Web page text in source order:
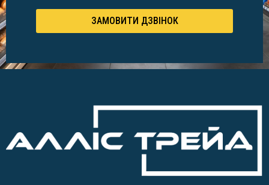
ЗАМОВИТИ ДЗВІНОК